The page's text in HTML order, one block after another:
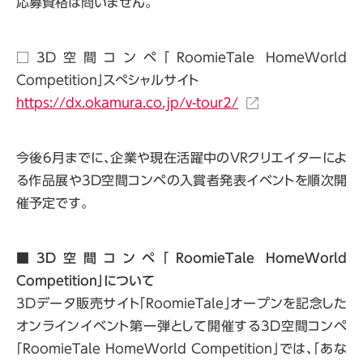
□3D空間コンペ「RoomieTale HomeWorld
Competition」スぺシャルサイト
https://dx.okamura.co.jp/v-tour2/
今後6月までに、企業や現在活躍中のVRクリエイターによ
る作品展や3D空間コンペの入賞者発表イベントを順次開
催予定です。
■3D空間コンペ「RoomieTale HomeWorld
Competition」について
3Dデータ販売サイト「RoomieTale」オープンを記念した
オンラインイベント第一弾として開催する3D空間コンペ
「RoomieTale HomeWorld Competition」では、「あな